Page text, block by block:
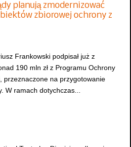
planują zmodernizować
zbiorowej ochrony z
Frankowski podpisał już z
190 mln zł z Programu Ochrony
przeznaczone na przygotowanie
W ramach dotychczas...